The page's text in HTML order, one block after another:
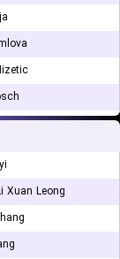
Xuan Leong